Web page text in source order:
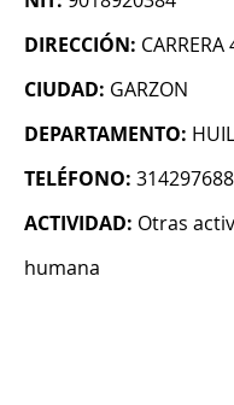
DIRECCIÓN: CARRERA
CIUDAD: GARZON
DEPARTAMENTO:
TELÉFONO:
ACTIVIDAD: Otras
humana